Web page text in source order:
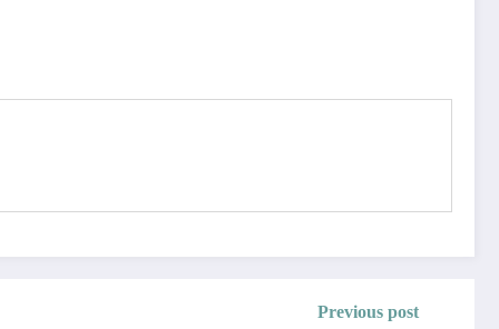
Previous post